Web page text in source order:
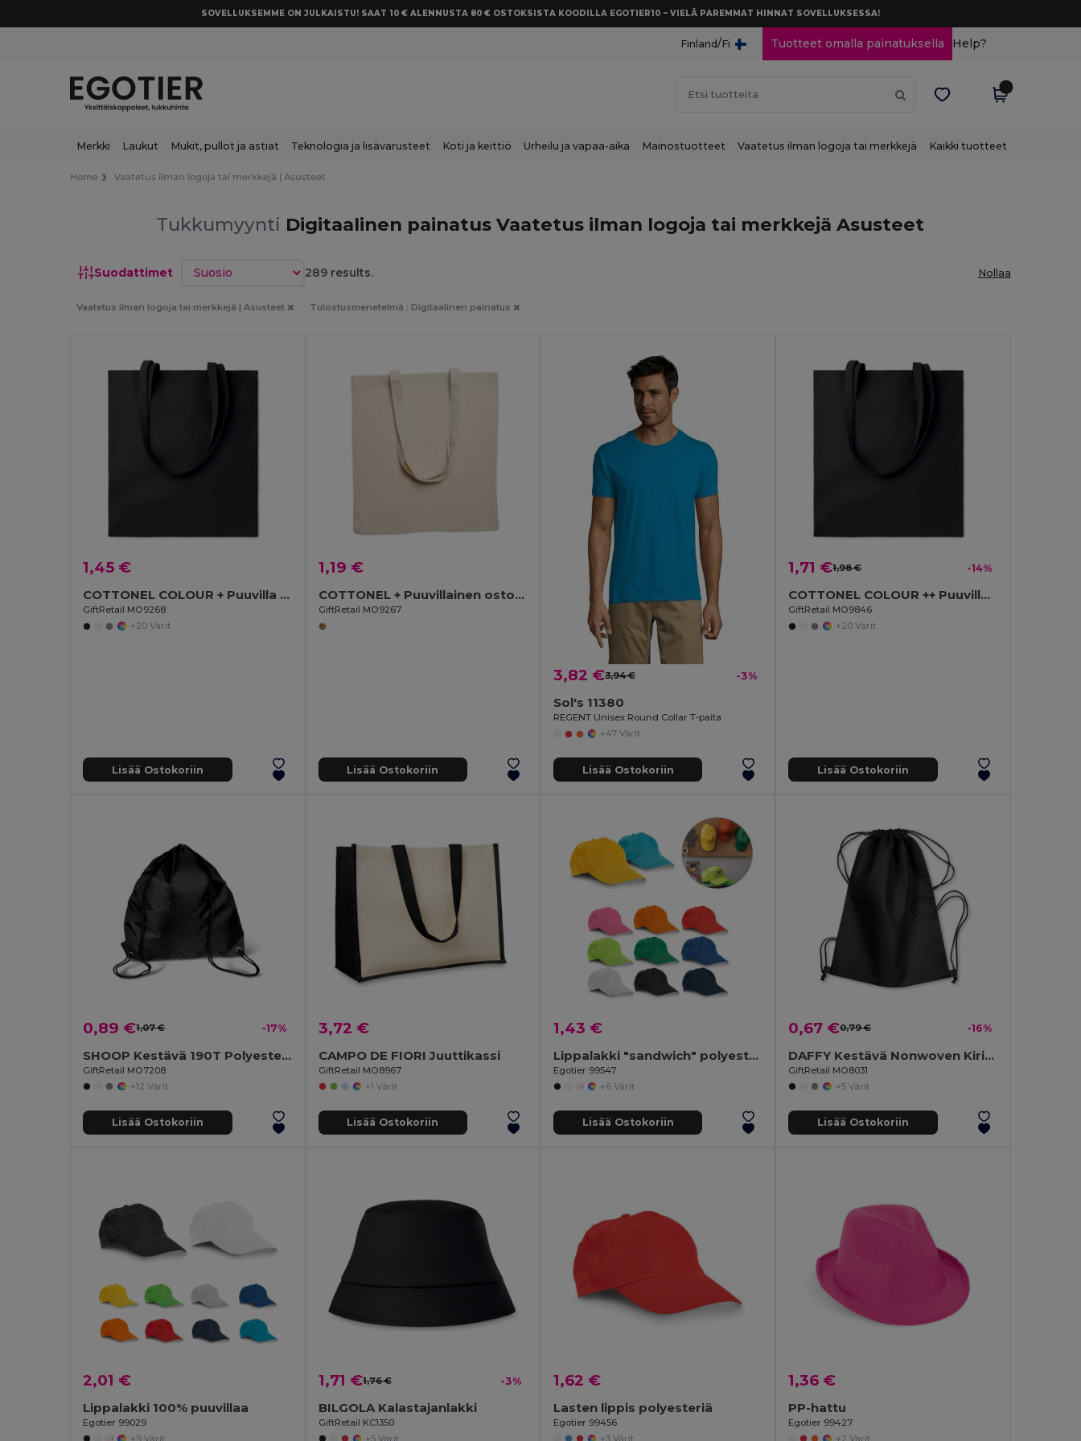
SOVELLUKSEMME ON JULKAISTU! SAAT 10 € ALENNUSTA 80 € OSTOKSISTA KOODILLA EGOTIER10 – VIELÄ PAREMMAT HINNAT SOVELLUKSESSA!
Finland/Fi Tuotteet omalla painatuksella Help?
Merkki Laukut Mukit, pullot ja astiat Teknologia ja lisävarusteet Koti ja keittiö Urheilu ja vapaa-aika Mainostuotteet Vaatetus ilman logoja tai merkkejä Kaikki tuotteet
Home Vaatetus ilman logoja tai merkkejä | Asusteet
Tukkumyynti Digitaalinen painatus Vaatetus ilman logoja tai merkkejä Asusteet
Suodattimet Lajittele 289 results. Nollaa
Vaatetus ilman logoja tai merkkejä | Asusteet Tulostusmenetelmä : Digitaalinen painatus
1,45 €
COTTONEL COLOUR + Puuvilla ostoskassi
GiftRetail MO9268
+20 Värit
Lisää Ostokoriin
1,19 €
COTTONEL + Puuvillainen ostoskassi
GiftRetail MO9267
Lisää Ostokoriin
3,82 €3,94 € -3%
Sol's 11380
REGENT Unisex Round Collar T-paita
+47 Värit
Lisää Ostokoriin
1,71 €1,98 € -14%
COTTONEL COLOUR ++ Puuvillakassi MO9846-
GiftRetail MO9846
+20 Värit
Lisää Ostokoriin
0,89 €1,07 € -17%
SHOOP Kestävä 190T Polyesteri Reissupussi
GiftRetail MO7208
+12 Värit
Lisää Ostokoriin
3,72 €
CAMPO DE FIORI Juuttikassi
GiftRetail MO8967
+1 Värit
Lisää Ostokoriin
1,43 €
Lippalakki "sandwich" polyesteriä
Egotier 99547
+6 Värit
Lisää Ostokoriin
0,67 €0,79 € -16%
DAFFY Kestävä Nonwoven Kiristysnauha Laukku 80g
GiftRetail MO8031
+5 Värit
Lisää Ostokoriin
2,01 €
Lippalakki 100% puuvillaa
Egotier 99029
+9 Värit
1,71 €1,76 € -3%
BILGOLA Kalastajanlakki
GiftRetail KC1350
+5 Värit
1,62 €
Lasten lippis polyesteriä
Egotier 99456
+3 Värit
1,36 €
PP-hattu
Egotier 99427
+2 Värit